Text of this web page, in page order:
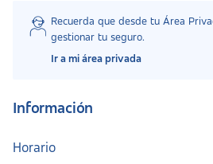
Recuerda que desde tu Área
gestionar tu seguro.
Ir a mi área privada
Información
Horario